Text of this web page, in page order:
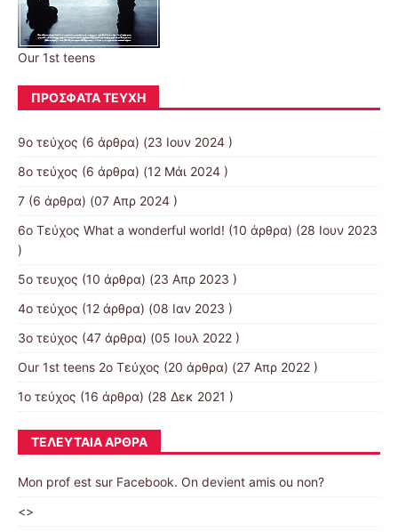
Our 1st teens
ΠΡΌΣΦΑΤΑ ΤΕΎΧΗ
9ο τεύχος (6 άρθρα) (23 Ιουν 2024 )
8ο τεύχος (6 άρθρα) (12 Μάι 2024 )
7 (6 άρθρα) (07 Απρ 2024 )
6ο Τεύχος What a wonderful world! (10 άρθρα) (28 Ιουν 2023
)
5ο τευχος (10 άρθρα) (23 Απρ 2023 )
4ο τεύχος (12 άρθρα) (08 Ιαν 2023 )
3o τεύχος (47 άρθρα) (05 Ιουλ 2022 )
Our 1st teens 2ο Τεύχος (20 άρθρα) (27 Απρ 2022 )
1ο τεύχος (16 άρθρα) (28 Δεκ 2021 )
ΤΕΛΕΥΤΑΊΑ ΆΡΘΡΑ
Mon prof est sur Facebook. On devient amis ou non?
<>